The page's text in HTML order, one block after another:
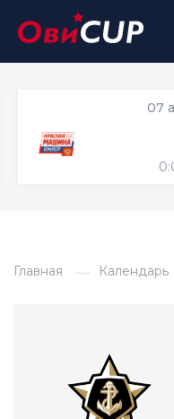
07
Главная Календарь